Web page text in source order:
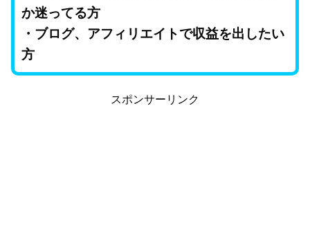
か迷ってる方
・ブログ、アフィリエイトで収益を出したい
方
スポンサーリンク